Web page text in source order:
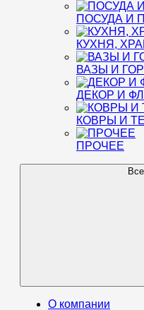
ПОСУДА И
КУХНЯ,
ВАЗЫ И
ДЕКОР И
КОВРЫ И
ПРОЧЕЕ
О компании